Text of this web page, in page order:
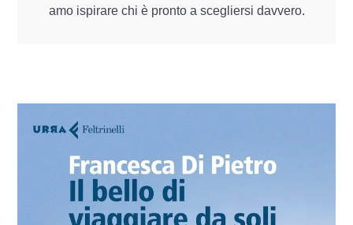
amo ispirare chi è pronto a scegliersi davvero.